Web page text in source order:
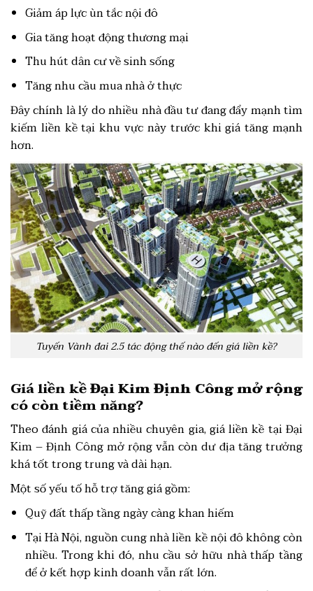
Giảm áp lực ùn tắc nội đô
Gia tăng hoạt động thương mại
Thu hút dân cư về sinh sống
Tăng nhu cầu mua nhà ở thực
Đây chính là lý do nhiều nhà đầu tư đang đẩy mạnh tìm
kiếm liền kề tại khu vực này trước khi giá tăng mạnh
hơn.
Tuyến Vành đai 2.5 tác động thế nào đến giá liền kề?
Giá liền kềĐại Kim Định Công mở rộng
có còn tiềm năng?
Theo đánh giá của nhiều chuyên gia, giá liền kề tại Đại
Kim – Định Công mở rộng vẫn còn dư địa tăng trưởng
khá tốt trong trung và dài hạn.
Một số yếu tố hỗ trợ tăng giá gồm:
Quỹ đất thấp tầng ngày càng khan hiếm
Tại Hà Nội, nguồn cung nhà liền kề nội đô không còn
nhiều. Trong khi đó, nhu cầu sở hữu nhà thấp tầng
để ở kết hợp kinh doanh vẫn rất lớn.